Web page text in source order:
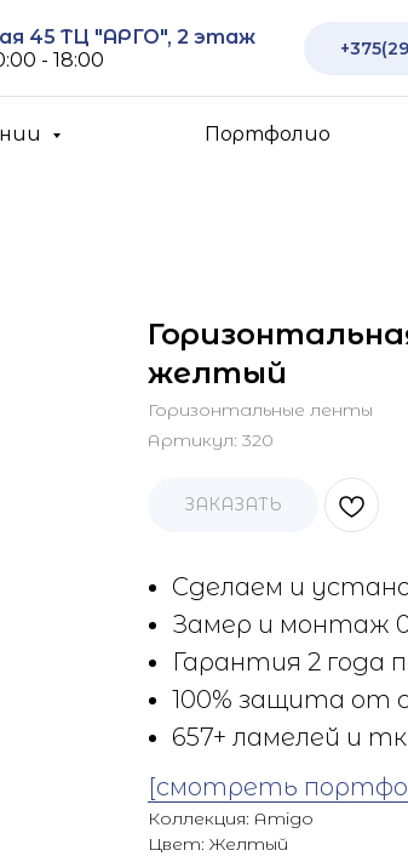
45 ТЦ "АРГО", 2 этаж
- 18:00
Портфолио
желтый
Горизонтальные ленты
Артикул: 320
ЗАКАЗАТЬ
Сделаем и
Замер и монтаж
Гарантия 2 года
100% защита от
657+ ламелей и
[смотреть
Коллекция: Amigo
Цвет: Желтый